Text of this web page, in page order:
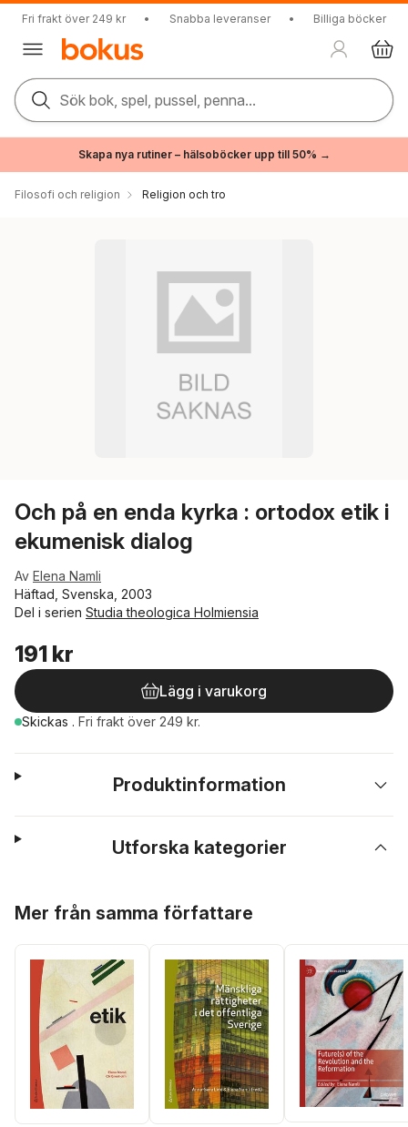
Fri frakt över 249 kr • Snabba leveranser • Billiga böcker
Sök bok, spel, pussel, penna...
Skapa nya rutiner – hälsoböcker upp till 50% →
Filosofi och religion Religion och tro
Och på en enda kyrka : ortodox etik i
ekumenisk dialog
Av Elena Namli
Häftad, Svenska, 2003
Del i serien Studia theologica Holmiensia
191 kr
Lägg i varukorg
Skickas . Fri frakt över 249 kr.
Produktinformation
Utforska kategorier
Mer från samma författare